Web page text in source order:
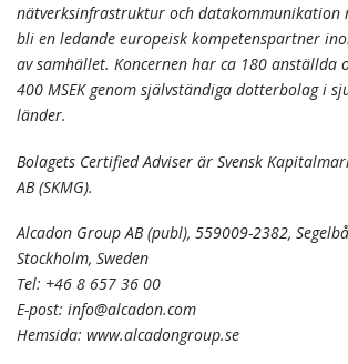
nätverksinfrastruktur och datakommunikation
bli en ledande europeisk kompetenspartner
av samhället. Koncernen har ca 180 anställda
400 MSEK genom självständiga dotterbolag i
länder.
Bolagets Certified Adviser är Svensk
AB (SKMG).
Alcadon Group AB (publ), 559009-2382,
Stockholm, Sweden
Tel: +46 8 657 36 00
E-post: info@alcadon.com
Hemsida: www.alcadongroup.se